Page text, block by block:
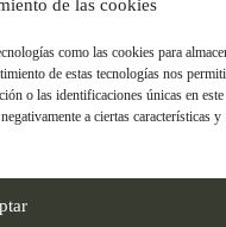
de las cookies
como las cookies para
de estas tecnologías nos
o las identificaciones únicas en
a ciertas características y